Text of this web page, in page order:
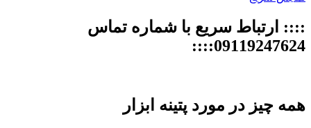
:::: ارتباط سریع با شماره تماس
09119247624::::
همه چیز در مورد پتینه ابزار